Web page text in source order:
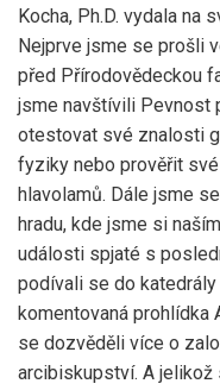
Kocha, Ph.D. vydala na
Nejprve jsme se prošli
před Přírodovědeckou
jsme navštívili Pevnost
otestovat své znalosti
fyziky nebo prověřit
hlavolamů. Dále jsme
hradu, kde jsme si
události spjaté s
podívali se do katedrály
komentovaná prohlídka
se dozvěděli více o
arcibiskupství. A jelikož